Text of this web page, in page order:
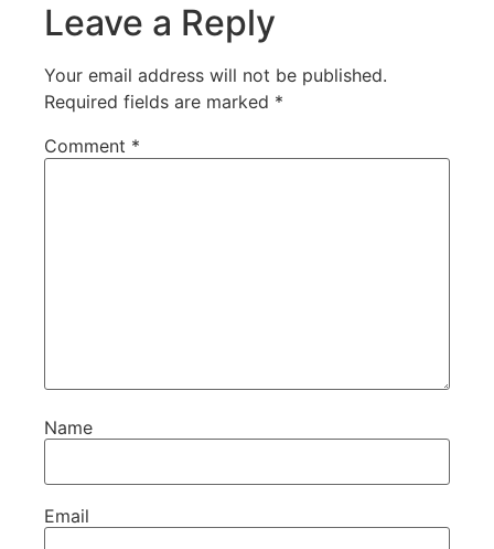
Leave a Reply
Your email address will not be published.
Required fields are marked *
Comment *
Name
Email